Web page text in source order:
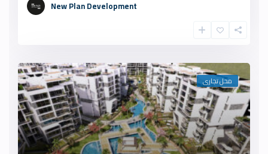
New Plan Development
محل تجارى